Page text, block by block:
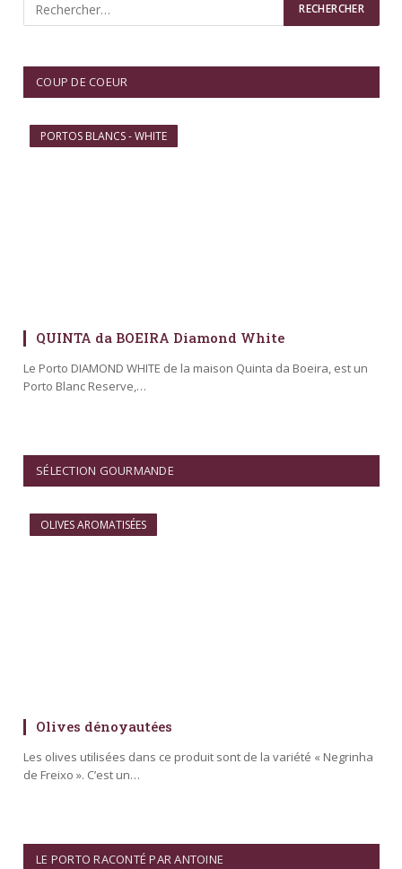
COUP DE COEUR
PORTOS BLANCS - WHITE
QUINTA da BOEIRA Diamond White
Le Porto DIAMOND WHITE de la maison Quinta da Boeira, est un
Porto Blanc Reserve,…
SÉLECTION GOURMANDE
OLIVES AROMATISÉES
Olives dénoyautées
Les olives utilisées dans ce produit sont de la variété « Negrinha
de Freixo ». C’est un…
LE PORTO RACONTÉ PAR ANTOINE